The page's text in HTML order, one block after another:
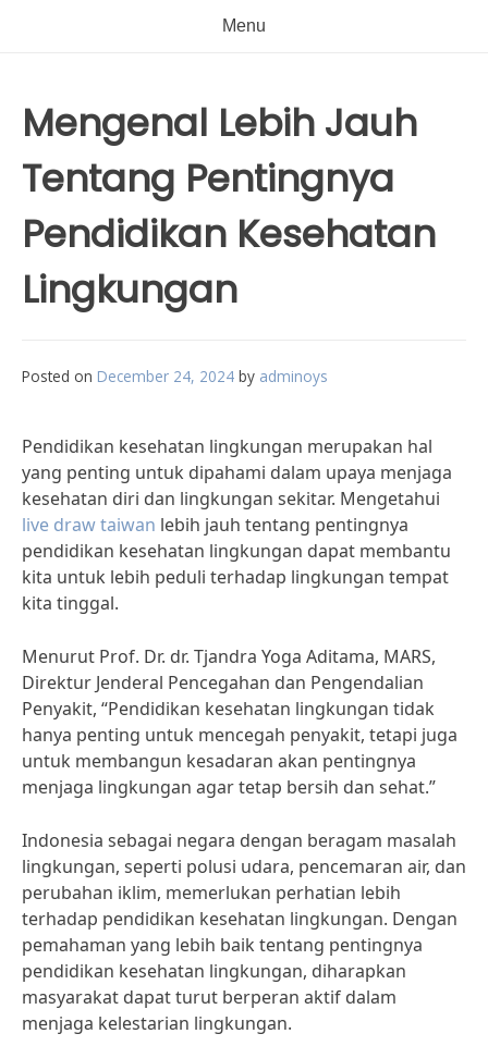
Menu
Mengenal Lebih Jauh
Tentang Pentingnya
Pendidikan Kesehatan
Lingkungan
Posted on December 24, 2024 by adminoys
Pendidikan kesehatan lingkungan merupakan hal
yang penting untuk dipahami dalam upaya menjaga
kesehatan diri dan lingkungan sekitar. Mengetahui
live draw taiwan lebih jauh tentang pentingnya
pendidikan kesehatan lingkungan dapat membantu
kita untuk lebih peduli terhadap lingkungan tempat
kita tinggal.
Menurut Prof. Dr. dr. Tjandra Yoga Aditama, MARS,
Direktur Jenderal Pencegahan dan Pengendalian
Penyakit, “Pendidikan kesehatan lingkungan tidak
hanya penting untuk mencegah penyakit, tetapi juga
untuk membangun kesadaran akan pentingnya
menjaga lingkungan agar tetap bersih dan sehat.”
Indonesia sebagai negara dengan beragam masalah
lingkungan, seperti polusi udara, pencemaran air, dan
perubahan iklim, memerlukan perhatian lebih
terhadap pendidikan kesehatan lingkungan. Dengan
pemahaman yang lebih baik tentang pentingnya
pendidikan kesehatan lingkungan, diharapkan
masyarakat dapat turut berperan aktif dalam
menjaga kelestarian lingkungan.